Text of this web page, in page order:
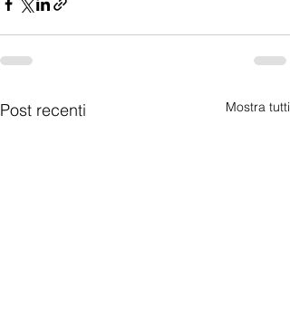
Post recenti Mostra tutti